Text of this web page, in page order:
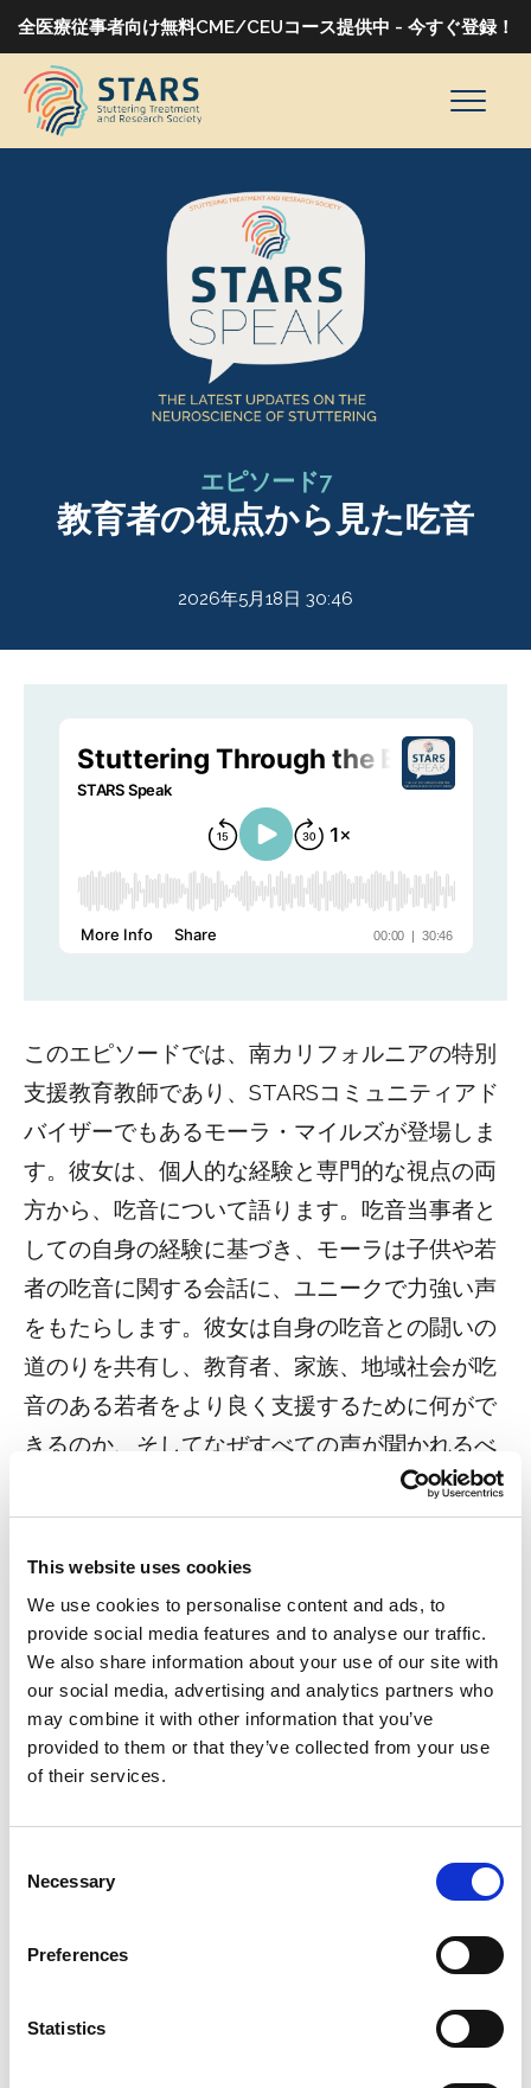
This website uses cookies
We use cookies to personalise content and ads, to
provide social media features and to analyse our traffic.
We also share information about your use of our site with
our social media, advertising and analytics partners who
may combine it with other information that you’ve
provided to them or that they’ve collected from your use
of their services.
Selection
Necessary
Preferences
Statistics
全医療従事者向け無料CME/CEUコース提供中 - 今すぐ登録！
エピソード7
教育者の視点から見た吃音
2026年5月18日 30:46
このエピソードでは、南カリフォルニアの特別
支援教育教師であり、STARSコミュニティアド
バイザーでもあるモーラ・マイルズが登場しま
す。彼女は、個人的な経験と専門的な視点の両
方から、吃音について語ります。吃音当事者と
しての自身の経験に基づき、モーラは子供や若
者の吃音に関する会話に、ユニークで力強い声
をもたらします。彼女は自身の吃音との闘いの
道のりを共有し、教育者、家族、地域社会が吃
音のある若者をより良く支援するために何がで
きるのか、そしてなぜすべての声が聞かれるべ
今回のエピソードでは、マウラが以下の点につ